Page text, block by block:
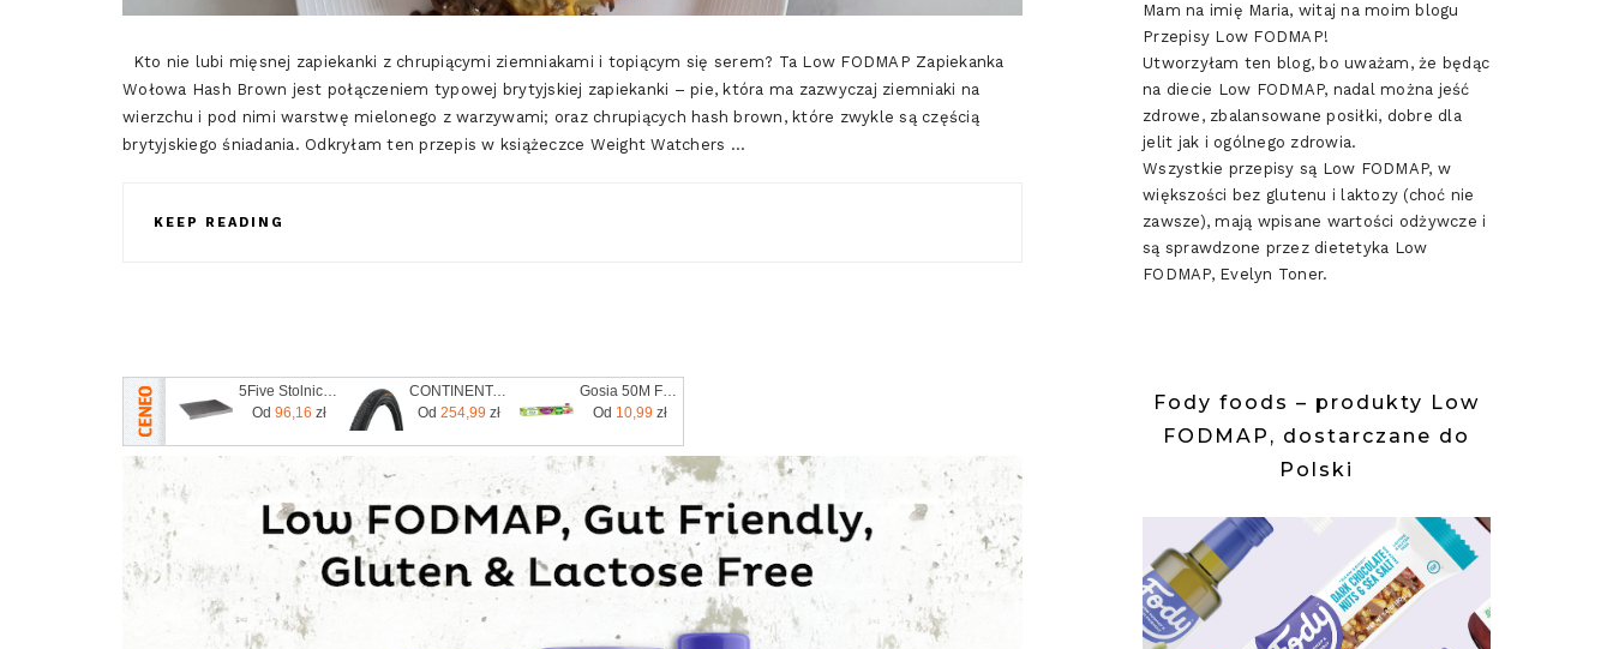
Kto nie lubi mięsnej zapiekanki z chrupiącymi ziemniakami i topiącym się serem? Ta Low FODMAP Zapiekanka
Wołowa Hash Brown jest połączeniem typowej brytyjskiej zapiekanki – pie, która ma zazwyczaj ziemniaki na
wierzchu i pod nimi warstwę mielonego z warzywami; oraz chrupiących hash brown, które zwykle są częścią
brytyjskiego śniadania. Odkryłam ten przepis w książeczce Weight Watchers …
KEEP READING
5Five Stolnica Stalowa Z Rantem 50X40Cm
Od 96,16 zł
CONTINENTAL opona Terra Competition Trail 700 x 40C mieszanka Grip CO0150758
Od 254,99 zł
Gosia 50M Folia Do Żywności Z Ucinarką
Od 10,99 zł
Mam na imię Maria, witaj na moim blogu
Przepisy Low FODMAP!
Utworzyłam ten blog, bo uważam, że będąc
na diecie Low FODMAP, nadal można jeść
zdrowe, zbalansowane posiłki, dobre dla
jelit jak i ogólnego zdrowia.
Wszystkie przepisy są Low FODMAP, w
większości bez glutenu i laktozy (choć nie
zawsze), mają wpisane wartości odżywcze i
są sprawdzone przez dietetyka Low
FODMAP, Evelyn Toner.
Fody foods – produkty Low
FODMAP, dostarczane do
Polski